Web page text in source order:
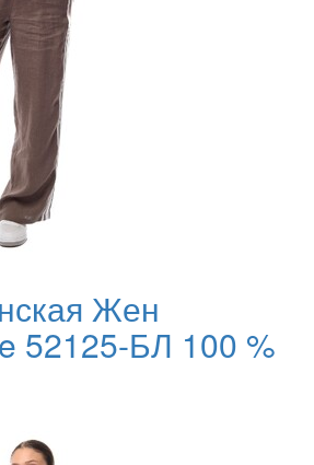
Жен
52125-БЛ 100 %